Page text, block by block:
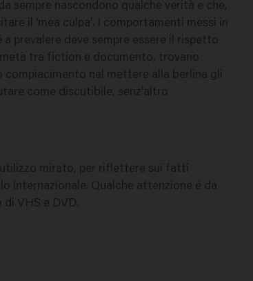
sempre nascondono qualche verità e che,
il 'mea culpa'. I comportamenti messi in
prevalere deve sempre essere il rispetto
tra fiction e documento, trovano
nel mettere alla berlina gli
come discutibile, senz'altro
mirato, per riflettere sui fatti
internazionale. Qualche attenzione é da
VHS e DVD.